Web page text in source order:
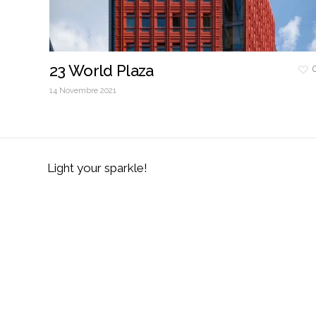
23 World Plaza
14 Novembre 2021
Light your sparkle!